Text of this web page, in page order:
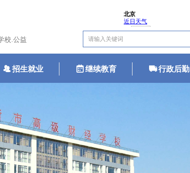
校.公益
뀡 招生就业 녀 继续教育 년 行政后勤